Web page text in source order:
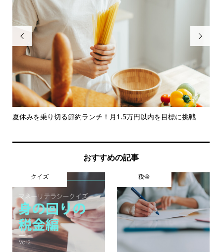

夏休みを乗り切る節約ランチ！月1.5万円以内を目標に挑戦

おすすめの記事
クイズ 税金